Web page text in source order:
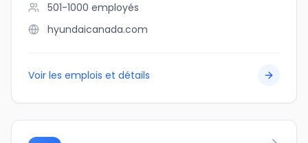
501-1000 employés
hyundaicanada.com
Voir les emplois et détails